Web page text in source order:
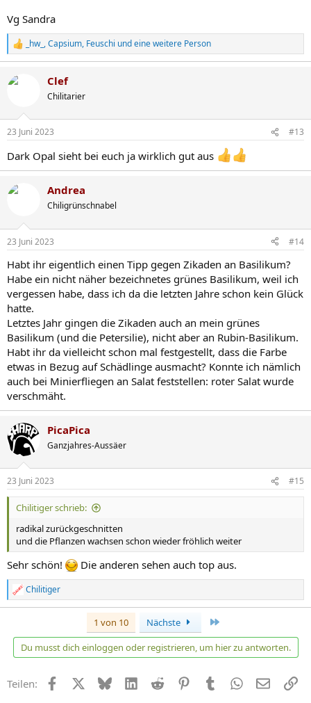
Vg Sandra
R
e
k
e
:
_hw_ ,Capsium, Feuschi und eine weitere Person
Clef
Chilitarier
23 Juni 2023 #13
Dark Opal sieht bei euch ja wirklich gut aus
Andrea
Chiligrünschnabel
23 Juni 2023 #14
Habt ihr eigentlich einen Tipp gegen Zikaden an Basilikum?
Habe ein nicht näher bezeichnetes grünes Basilikum, weil ich
vergessen habe, dass ich da die letzten Jahre schon kein Glück
hatte.
Letztes Jahr gingen die Zikaden auch an mein grünes
Basilikum (und die Petersilie), nicht aber an Rubin-Basilikum.
Habt ihr da vielleicht schon mal festgestellt, dass die Farbe
etwas in Bezug auf Schädlinge ausmacht? Konnte ich nämlich
auch bei Minierfliegen an Salat feststellen: roter Salat wurde
verschmäht.
PicaPica
Ganzjahres-Aussäer
23 Juni 2023 #15
Chilitiger schrieb:
radikal zurückgeschnitten
und die Pflanzen wachsen schon wieder fröhlich weiter
Sehr schön! Die anderen sehen auch top aus.
R
e
t
o
e
Chilitiger
1 von 10 Nächste
Du musst dich einloggen oder registrieren, um hier zu antworten.
Teilen: Facebook BlueskyLinkedIn
Reddit PinterestTumblr WhatsApp
E-Mail